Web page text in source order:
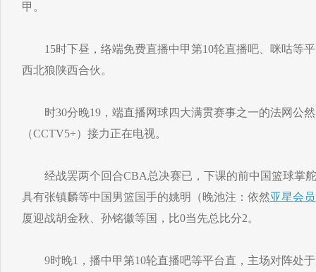
甲。
15时下昼，络端免费直播中甲第10轮直播吧、咪咕等平
西北狼陕西合伙。
时30分晚19，端直播网球四大满贯赛事之一的法网公然
（CCTV5+）接力正在电视。
经战罢两个回合CBA总决赛已，下课的前中国篮球掌
具有张镇麟等中国男篮国手的姚明（晚池注：依然亚星会
厦迎战胡金秋、孙铭徽等国，比0当先总比分2。
9时晚1，播中甲第10轮直播吧等平台直，主场对阵处于